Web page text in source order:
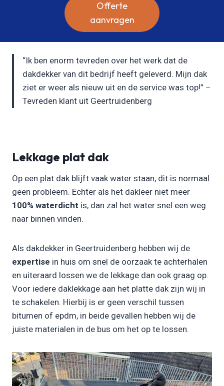
Offerte
aanvragen
“Ik ben enorm tevreden over het werk dat de
dakdekker van dit bedrijf heeft geleverd. Mijn dak
ziet er weer als nieuw uit en de service was top!” –
Tevreden klant uit Geertruidenberg
Lekkage plat dak
Op een plat dak blijft vaak water staan, dit is normaal
geen probleem. Echter als het dakleer niet meer
100% waterdicht is, dan zal het water snel een weg
naar binnen vinden.
Als dakdekker in Geertruidenberg hebben wij de
expertise in huis om snel de oorzaak te achterhalen
en uiteraard lossen we de lekkage dan ook graag op.
Voor iedere daklekkage aan het platte dak zijn wij in
te schakelen. Hierbij is er geen verschil tussen
bitumen of epdm, in beide gevallen hebben wij de
juiste materialen in de bus om het op te lossen.